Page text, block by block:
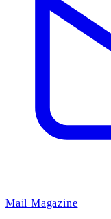
Mail Magazine